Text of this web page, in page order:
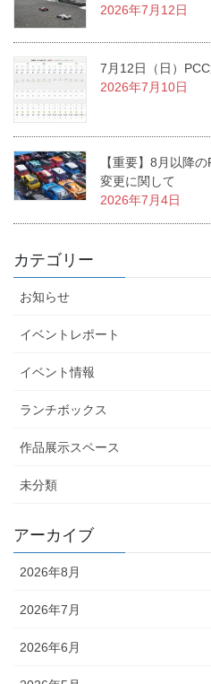
2026年7月12日
7月12日（日）
2026年7月10日
【重要】8月以降
変更に関して
2026年7月4日
カテゴリー
お知らせ
イベントレポート
イベント情報
ランチボックス
作品展示スペース
未分類
アーカイブ
2026年8月
2026年7月
2026年6月